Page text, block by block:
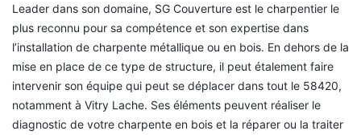
Leader dans son domaine, SG Couverture est le charpentier le
plus reconnu pour sa compétence et son expertise dans
l’installation de charpente métallique ou en bois. En dehors de la
mise en place de ce type de structure, il peut étalement faire
intervenir son équipe qui peut se déplacer dans tout le 58420,
notamment à Vitry Lache. Ses éléments peuvent réaliser le
diagnostic de votre charpente en bois et la réparer ou la traiter